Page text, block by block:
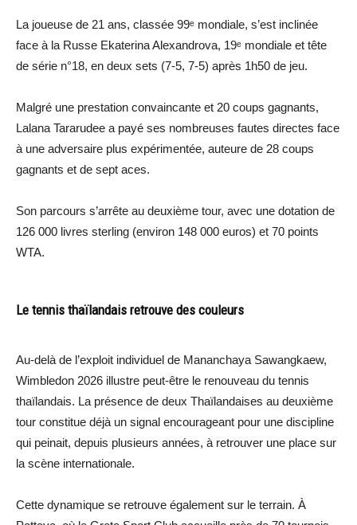
La joueuse de 21 ans, classée 99ᵉ mondiale, s’est inclinée
face à la Russe Ekaterina Alexandrova, 19ᵉ mondiale et tête
de série n°18, en deux sets (7-5, 7-5) après 1h50 de jeu.
Malgré une prestation convaincante et 20 coups gagnants,
Lalana Tararudee a payé ses nombreuses fautes directes face
à une adversaire plus expérimentée, auteure de 28 coups
gagnants et de sept aces.
Son parcours s’arrête au deuxième tour, avec une dotation de
126 000 livres sterling (environ 148 000 euros) et 70 points
WTA.
Le tennis thaïlandais retrouve des couleurs
Au-delà de l’exploit individuel de Mananchaya Sawangkaew,
Wimbledon 2026 illustre peut-être le renouveau du tennis
thaïlandais. La présence de deux Thaïlandaises au deuxième
tour constitue déjà un signal encourageant pour une discipline
qui peinait, depuis plusieurs années, à retrouver une place sur
la scène internationale.
Cette dynamique se retrouve également sur le terrain. À